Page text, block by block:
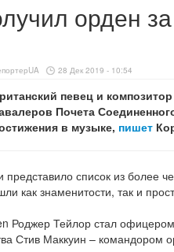
орден
28 Дек 2019 - 10:54
певец и
Почета
в музыке, пишет
представило список из более
как знаменитости, так и
Роджер Тейлор стал
Стив Маккуин – командором